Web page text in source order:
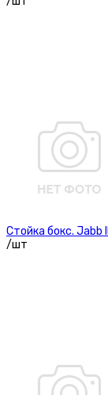
Стойка бокс. Jabb
/шт